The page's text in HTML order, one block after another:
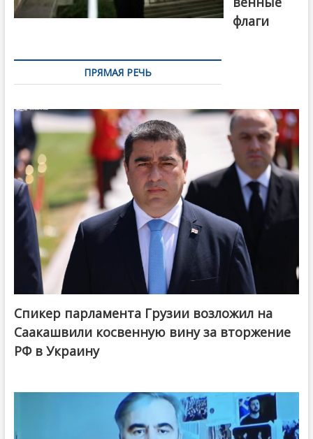
флаги
ПРЯМАЯ РЕЧЬ
Спикер парламента Грузии возложил на
Саакашвили косвенную вину за вторжение
РФ в Украину